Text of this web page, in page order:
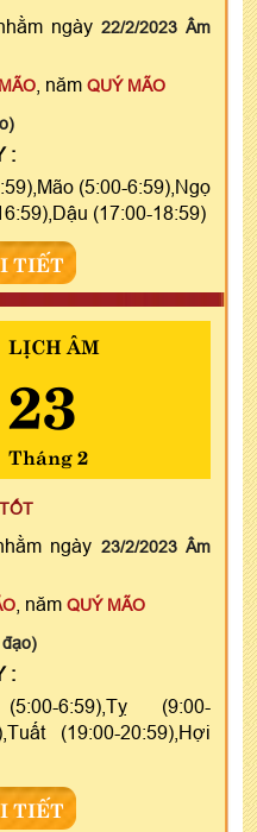
ngày22/2/2023 Âm
, năm QUÝ MÃO
:
(5:00-6:59),Ngọ
(17:00-18:59)
TIẾT
LỊCH ÂM
23
Tháng 2
ngày 23/2/2023 Âm
, năm QUÝ MÃO
:
6:59),Tỵ (9:00-
(19:00-20:59),Hợi
TIẾT